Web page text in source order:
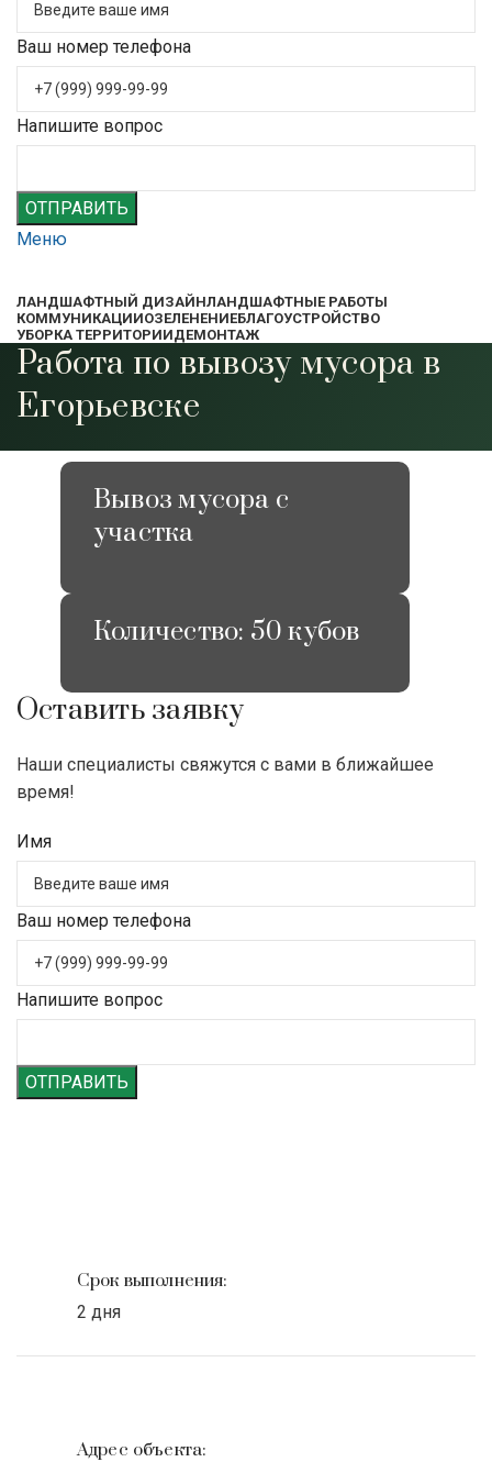
Ваш номер телефона
Напишите вопрос
ОТПРАВИТЬ
Меню
ЛАНДШАФТНЫЙ ДИЗАЙНЛАНДШАФТНЫЕ РАБОТЫ
КОММУНИКАЦИИОЗЕЛЕНЕНИЕБЛАГОУСТРОЙСТВО
УБОРКА ТЕРРИТОРИИДЕМОНТАЖ
Работа по вывозу мусора в
Егорьевске
Вывоз мусора с
участка
Количество: 50 кубов
Оставить заявку
Наши специалисты свяжутся с вами в ближайшее
время!
Имя
Ваш номер телефона
Напишите вопрос
ОТПРАВИТЬ
Срок выполнения:
2 дня
Адрес объекта: